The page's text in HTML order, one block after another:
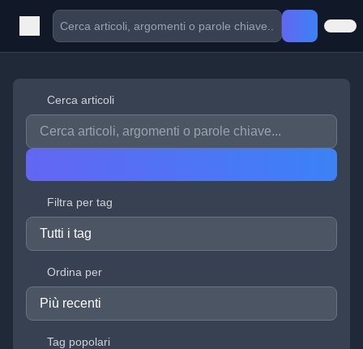
Cerca articoli
Filtra per tag
Ordina per
Tag popolari